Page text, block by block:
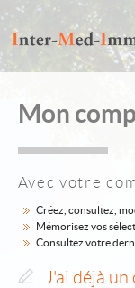
Contact
Mes sélections 0
Mon
Avec votre
Créez, consultez,
Mémorisez vos
Consultez votre
J'ai déjà